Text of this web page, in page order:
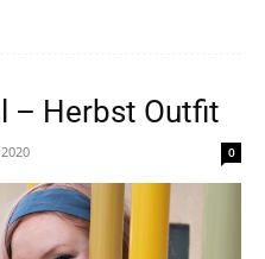
– Herbst Outfit
0